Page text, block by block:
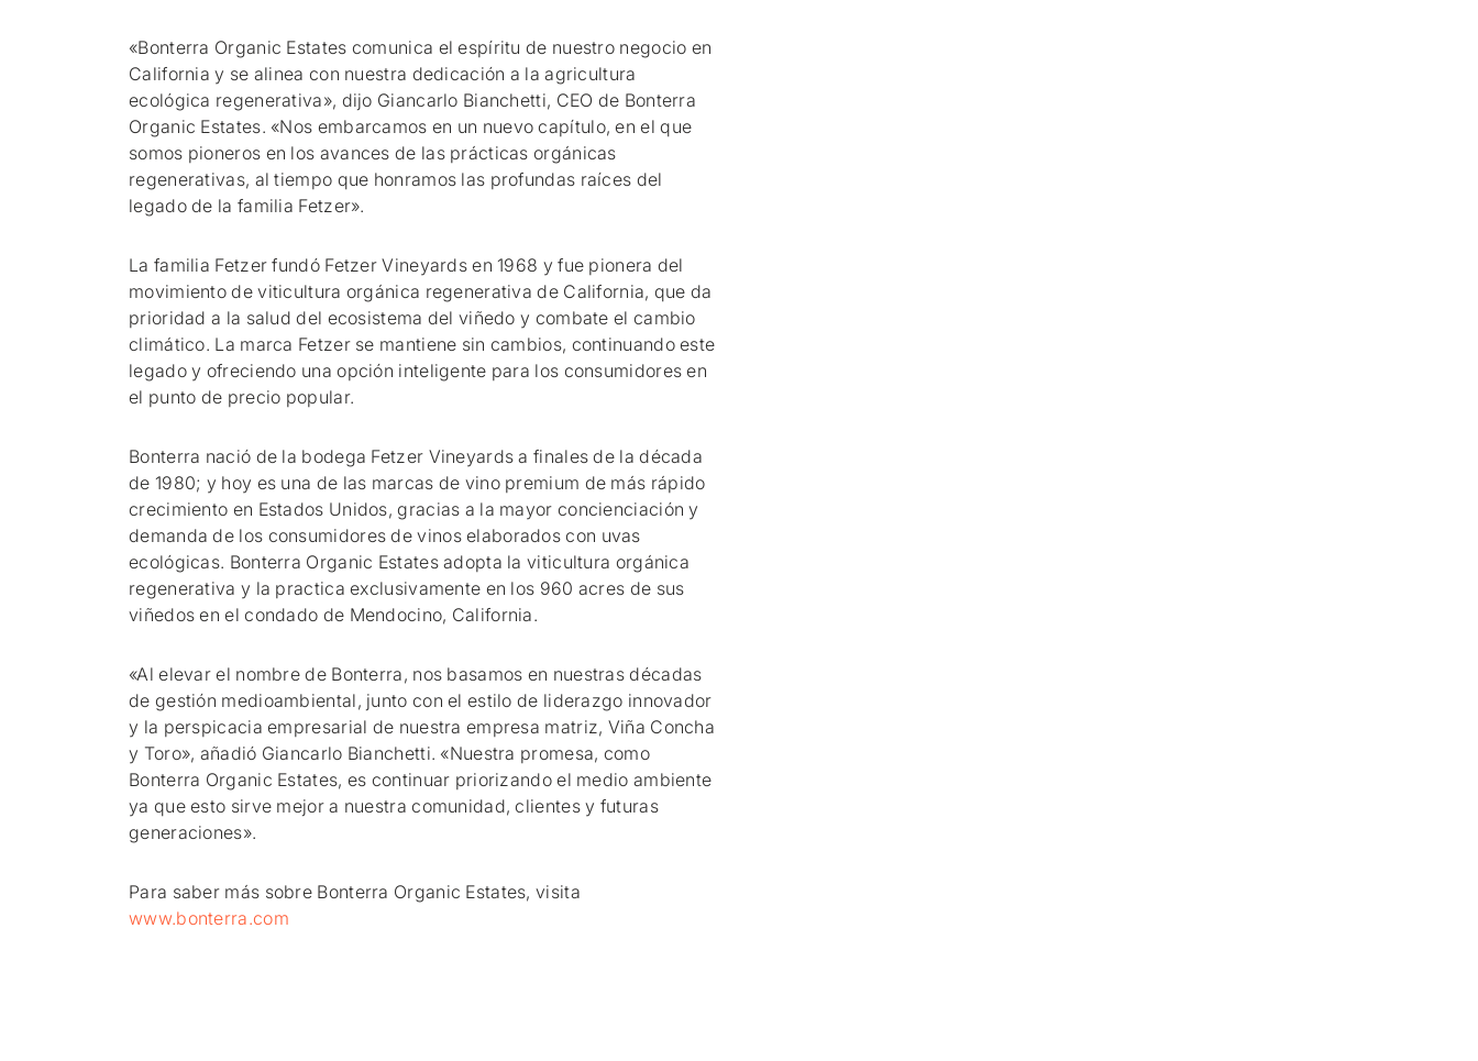
«Bonterra Organic Estates comunica el espíritu de nuestro negocio en
California y se alinea con nuestra dedicación a la agricultura
ecológica regenerativa», dijo Giancarlo Bianchetti, CEO de Bonterra
Organic Estates. «Nos embarcamos en un nuevo capítulo, en el que
somos pioneros en los avances de las prácticas orgánicas
regenerativas, al tiempo que honramos las profundas raíces del
legado de la familia Fetzer».
La familia Fetzer fundó Fetzer Vineyards en 1968 y fue pionera del
movimiento de viticultura orgánica regenerativa de California, que da
prioridad a la salud del ecosistema del viñedo y combate el cambio
climático. La marca Fetzer se mantiene sin cambios, continuando este
legado y ofreciendo una opción inteligente para los consumidores en
el punto de precio popular.
Bonterra nació de la bodega Fetzer Vineyards a finales de la década
de 1980; y hoy es una de las marcas de vino premium de más rápido
crecimiento en Estados Unidos, gracias a la mayor concienciación y
demanda de los consumidores de vinos elaborados con uvas
ecológicas. Bonterra Organic Estates adopta la viticultura orgánica
regenerativa y la practica exclusivamente en los 960 acres de sus
viñedos en el condado de Mendocino, California.
«Al elevar el nombre de Bonterra, nos basamos en nuestras décadas
de gestión medioambiental, junto con el estilo de liderazgo innovador
y la perspicacia empresarial de nuestra empresa matriz, Viña Concha
y Toro», añadió Giancarlo Bianchetti. «Nuestra promesa, como
Bonterra Organic Estates, es continuar priorizando el medio ambiente
ya que esto sirve mejor a nuestra comunidad, clientes y futuras
generaciones».
Para saber más sobre Bonterra Organic Estates, visita
www.bonterra.com